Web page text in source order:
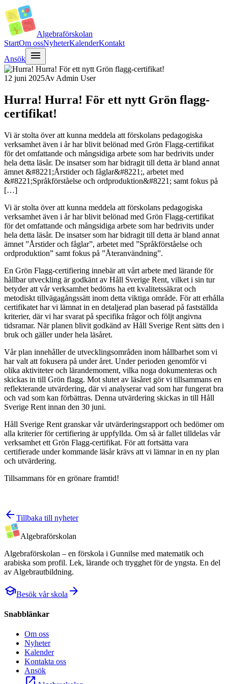
Algebraförskolan
StartOm ossNyheterKalenderKontakt
Ansök
menu
12 juni 2025Av Admin User
Hurra! Hurra! För ett nytt Grön flagg-
certifikat!
Vi är stolta över att kunna meddela att förskolans pedagogiska
verksamhet även i år har blivit belönad med Grön Flagg-certifikat
för det omfattande och mångsidiga arbete som har bedrivits under
hela detta läsår. De insatser som har bidragit till detta är bland annat
ämnet &#8221;Årstider och fåglar&#8221;, arbetet med
&#8221;Språkförståelse och ordproduktion&#8221; samt fokus på
[…]
Vi ärstolta över att kunna meddela att förskolans pedagogiska
verksamhet även i år har blivit belönad med Grön Flagg-certifikat
för det omfattande och mångsidiga arbete som har bedrivits under
hela detta läsår. De insatser som har bidragit till detta är bland annat
ämnet ”Årstider och fåglar”, arbetet med ”Språkförståelse och
ordproduktion” samt fokus på ”Återanvändning”.
En Grön Flagg-certifiering innebär att vårt arbete med lärande för
hållbar utveckling är godkänt av Håll Sverige Rent, vilket i sin tur
betyder att vår verksamhet bedöms ha ett kvalitetssäkrat och
metodiskt tillvägagångssätt inom detta viktiga område. För att erhålla
certifikatet har vi lämnat in en detaljerad plan baserad på fastställda
kriterier, där vi har svarat på specifika frågor och följt angivna
tidsramar. När planen blivit godkänd av Håll Sverige Rent sätts den i
bruk och gäller under hela läsåret.
Vår plan innehåller de utvecklingsområden inom hållbarhet som vi
har valt att fokusera på under året. Under perioden genomför vi
olika aktiviteter och lärandemoment, vilka noga dokumenteras och
skickas in till Grön flagg. Mot slutet av läsåret gör vi tillsammans en
reflekterande utvärdering, där vi analyserar vad som har fungerat bra
och vad som kan förbättras. Denna utvärdering skickas in till Håll
Sverige Rent innan den 30 juni.
Håll Sverige Rent granskar vår utvärderingsrapport och bedömer om
alla kriterier för certifiering är uppfyllda. Om så är fallet tilldelas vår
verksamhet ett Grön Flagg-certifikat. För att fortsätta vara
certifierade under kommande läsår krävs att vi lämnar in en ny plan
och utvärdering.
Tillsammans för en grönare framtid!
arrow_back Tillbaka till nyheter
Algebraförskolan
Algebraförskolan – en förskola i Gunnilse med matematik och
arabiska som profil. Lek, lärande och trygghet för de yngsta. En del
av Algebrautbildning.
schoolBesök vår skola arrow_forward
Snabblänkar
Om oss
Nyheter
Kalender
Kontakta oss
Ansök